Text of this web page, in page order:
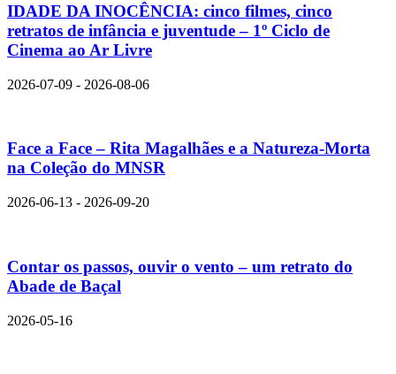
IDADE DA INOCÊNCIA: cinco filmes, cinco
retratos de infância e juventude – 1º Ciclo de
Cinema ao Ar Livre
2026-07-09 - 2026-08-06
Face a Face – Rita Magalhães e a Natureza-Morta
na Coleção do MNSR
2026-06-13 - 2026-09-20
Contar os passos, ouvir o vento – um retrato do
Abade de Baçal
2026-05-16